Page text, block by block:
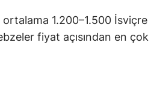
1.200–1.500 İsviçre
fiyat açısından en çok